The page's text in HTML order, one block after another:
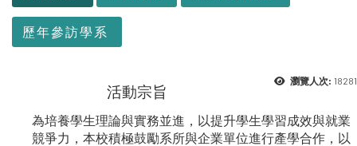
歷年參訪學系
瀏覽人次: 18281
活動宗旨
為培養學生理論與實務並進，以提升學生學習成效與就業
競爭力，本校積極鼓勵系所與企業單位進行產學合作，以